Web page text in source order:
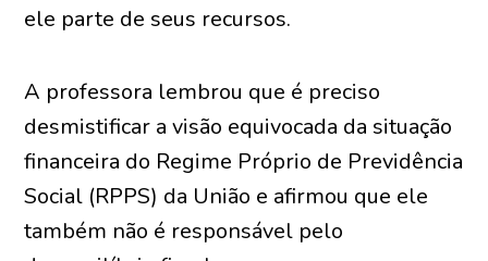
ele parte de seus recursos.
A professora lembrou que é preciso
desmistificar a visão equivocada da situação
financeira do Regime Próprio de Previdência
Social (RPPS) da União e afirmou que ele
também não é responsável pelo